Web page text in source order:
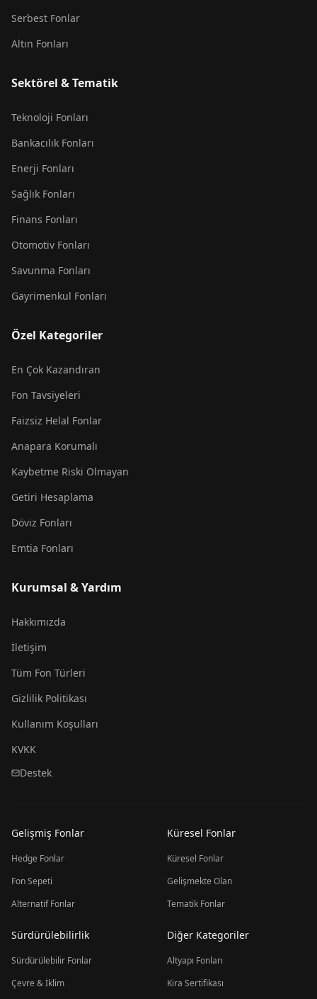
Serbest Fonlar
Altın Fonları
Sektörel & Tematik
Teknoloji Fonları
Bankacılık Fonları
Enerji Fonları
Sağlık Fonları
Finans Fonları
Otomotiv Fonları
Savunma Fonları
Gayrimenkul Fonları
Özel Kategoriler
En Çok Kazandıran
Fon Tavsiyeleri
Faizsiz Helal Fonlar
Anapara Korumalı
Kaybetme Riski Olmayan
Getiri Hesaplama
Döviz Fonları
Emtia Fonları
Kurumsal & Yardım
Hakkımızda
İletişim
Tüm Fon Türleri
Gizlilik Politikası
Kullanım Koşulları
KVKK
Destek
Gelişmiş Fonlar
Hedge Fonlar
Fon Sepeti
Alternatif Fonlar
Küresel Fonlar
Küresel Fonlar
Gelişmekte Olan
Tematik Fonlar
Sürdürülebilirlik
Sürdürülebilir Fonlar
Çevre & İklim
Diğer Kategoriler
Altyapı Fonları
Kira Sertifikası